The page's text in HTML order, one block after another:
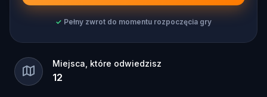
✓ Pełny zwrot do momentu rozpoczęcia gry
Miejsca, które odwiedzisz
12